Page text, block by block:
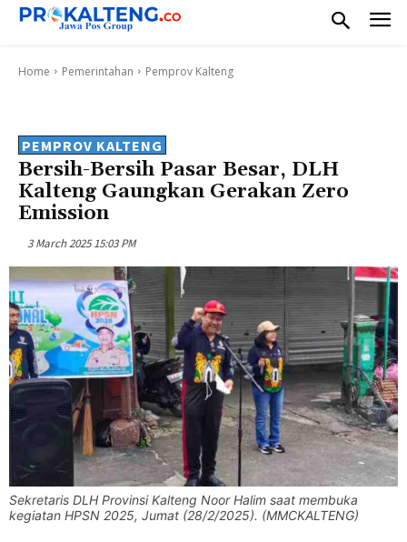
Home Pemerintahan Pemprov Kalteng
PEMPROV KALTENG
Bersih-Bersih Pasar Besar, DLH
Kalteng Gaungkan Gerakan Zero
Emission
3 March 2025 15:03 PM
Sekretaris DLH Provinsi Kalteng Noor Halim saat membuka
kegiatan HPSN 2025, Jumat (28/2/2025). (MMCKALTENG)